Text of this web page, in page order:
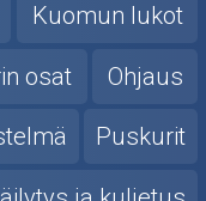
Kuomun lukot
osat Ohjaus
Puskurit